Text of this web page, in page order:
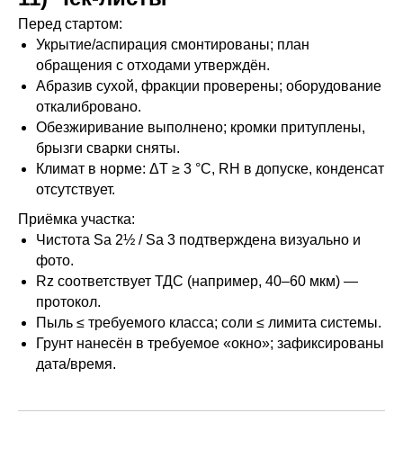
Перед стартом:
Укрытие/аспирация смонтированы; план
обращения с отходами утверждён.
Абразив сухой, фракции проверены; оборудование
откалибровано.
Обезжиривание выполнено; кромки притуплены,
брызги сварки сняты.
Климат в норме: ΔT ≥ 3 °C, RH в допуске, конденсат
отсутствует.
Приёмка участка:
Чистота Sa 2½ / Sa 3 подтверждена визуально и
фото.
Rz соответствует ТДС (например, 40–60 мкм) —
протокол.
Пыль ≤ требуемого класса; соли ≤ лимита системы.
Грунт нанесён в требуемое «окно»; зафиксированы
дата/время.